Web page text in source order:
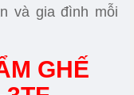
và gia đình mỗi
GHẾ